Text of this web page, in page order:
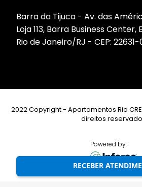
RECEBER
Barra da Tijuca - Av. das
Loja 113, Barra Business Center,
Rio de Janeiro/RJ - CEP:
2022 Copyright - Apartamentos Rio
direitos
Powered by: